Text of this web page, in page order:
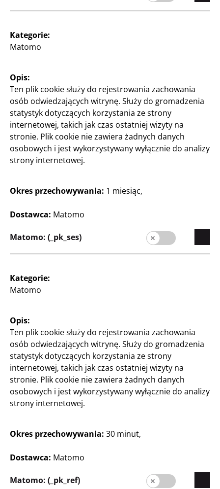
Kariera
Ekspansja
Jakość
Zrównoważony rozwój
Kontakt
Strefa Klienta
Wyszukiwarka sklepów
Prasa
Kontakt
Informacja dla klienta
Stopka redakcyjna
System informowania o nieprawidłowościach
Kategorie:
Matomo
Opis:
Ten plik cookie służy do rejestrowania zachowania
osób odwiedzających witrynę. Służy do gromadzenia
statystyk dotyczących korzystania ze strony
internetowej, takich jak czas ostatniej wizyty na
stronie. Plik cookie nie zawiera żadnych danych
osobowych i jest wykorzystywany wyłącznie do analizy
strony internetowej.
Okres przechowywania: 1 miesiąc,
Dostawca: Matomo
Matomo: (_pk_ses)
Kategorie:
Matomo
Opis:
Ten plik cookie służy do rejestrowania zachowania
osób odwiedzających witrynę. Służy do gromadzenia
statystyk dotyczących korzystania ze strony
internetowej, takich jak czas ostatniej wizyty na
stronie. Plik cookie nie zawiera żadnych danych
osobowych i jest wykorzystywany wyłącznie do analizy
strony internetowej.
Okres przechowywania: 30 minut,
Dostawca: Matomo
Matomo: (_pk_ref)